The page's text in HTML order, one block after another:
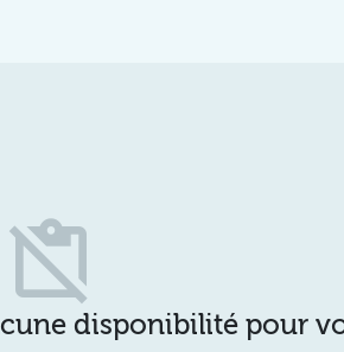
content_paste_off
disponibilité pour